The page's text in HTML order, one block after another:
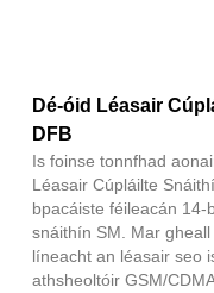
Dé-óid Léasair
DFB
Is foinse tonnfhad
Léasair Cúpláilte
bpacáiste féileacán
snáithín SM. Mar
líneacht an léasair seo
athsheoltóir GSM/